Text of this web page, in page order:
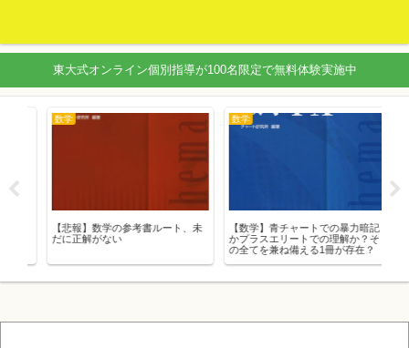
東大式オンライン個別指導が100名限定で無料体験実施中
数学
【悲報】数学の参考書ルート、未
だに正解がない
数学
【数学】青チャートでの暴力暗記
かプラスエリートでの理解か？そ
の全てを兼ね備える1冊が存在？